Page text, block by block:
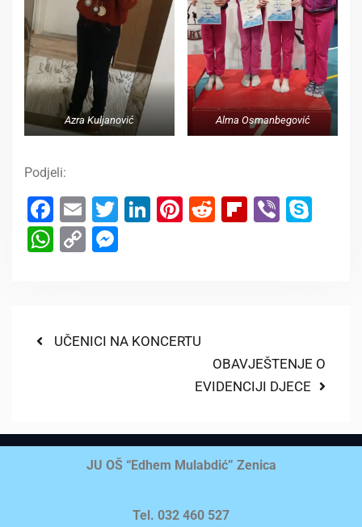
Azra Kuljanović Alma Osmanbegović
Podjeli:
Facebook
EmailTwitter
LinkedIn
Pinterest
RedditFlipboard
Viber
WhatsApp
Copy
UČENICI NA KONCERTU
OBAVJEŠTENJE O
EVIDENCIJI DJECE
JU OŠ “Edhem Mulabdić” Zenica
Tel. 032 460 527